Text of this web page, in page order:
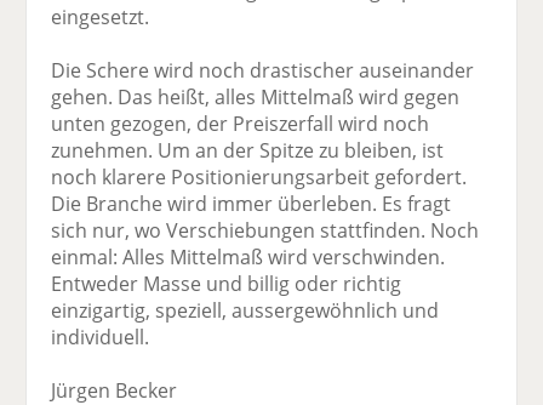
eingesetzt.
Die Schere wird noch drastischer auseinander
gehen. Das heißt, alles Mittelmaß wird gegen
unten gezogen, der Preiszerfall wird noch
zunehmen. Um an der Spitze zu bleiben, ist
noch klarere Positionierungsarbeit gefordert.
Die Branche wird immer überleben. Es fragt
sich nur, wo Verschiebungen stattfinden. Noch
einmal: Alles Mittelmaß wird verschwinden.
Entweder Masse und billig oder richtig
einzigartig, speziell, aussergewöhnlich und
individuell.
Jürgen Becker